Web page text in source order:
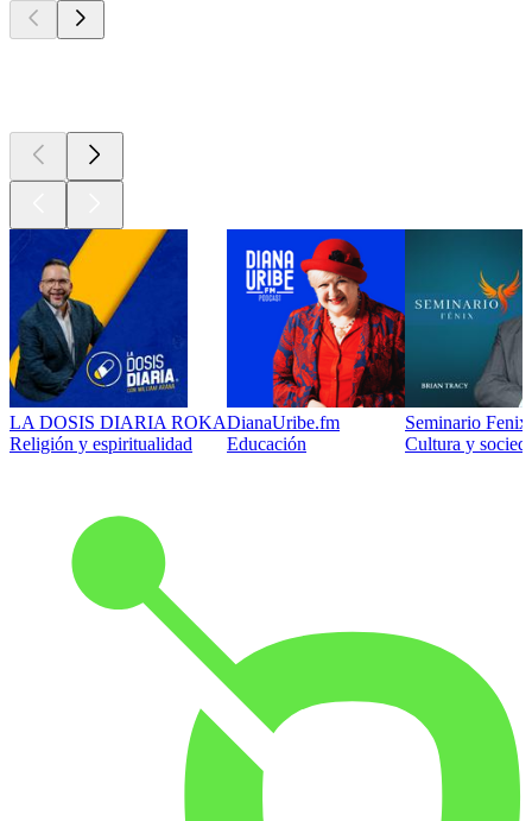
LA DOSIS DIARIA ROKA
Religión y espiritualidad
DianaUribe.fm
Educación
Seminario
Cultura y